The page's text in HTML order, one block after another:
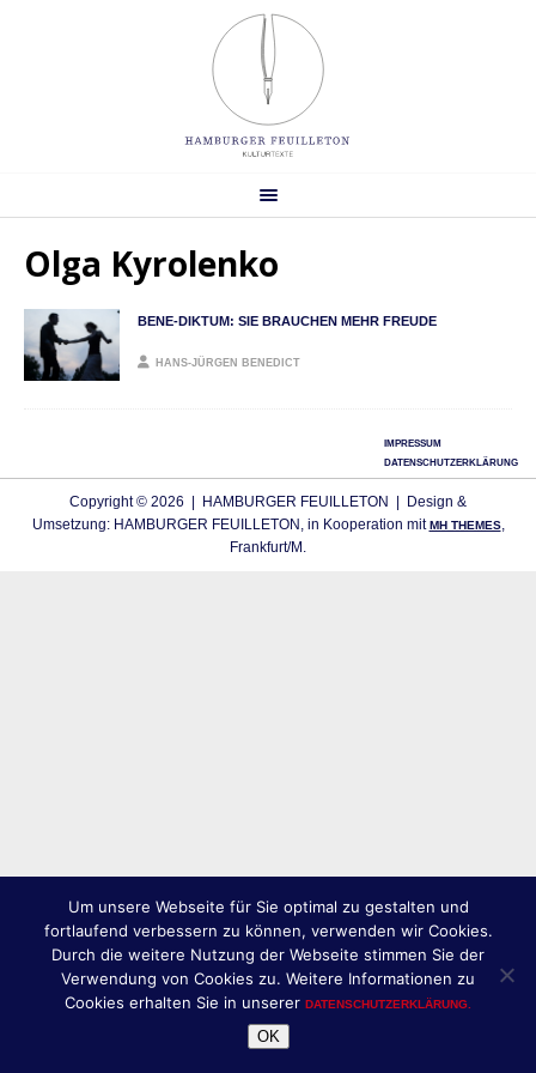
Olga Kyrolenko
BENE-DIKTUM: SIE BRAUCHEN MEHR FREUDE
HANS-JÜRGEN BENEDICT
IMPRESSUM
DATENSCHUTZERKLÄRUNG
Copyright © 2026 | HAMBURGER FEUILLETON | Design &
Umsetzung: HAMBURGER FEUILLETON, in Kooperation mitMH THEMES,
Frankfurt/M.
Um unsere Webseite für Sie optimal zu gestalten und
fortlaufend verbessern zu können, verwenden wir Cookies.
Durch die weitere Nutzung der Webseite stimmen Sie der
Verwendung von Cookies zu. Weitere Informationen zu
Cookies erhalten Sie in unserer DATENSCHUTZERKLÄRUNG.
OK